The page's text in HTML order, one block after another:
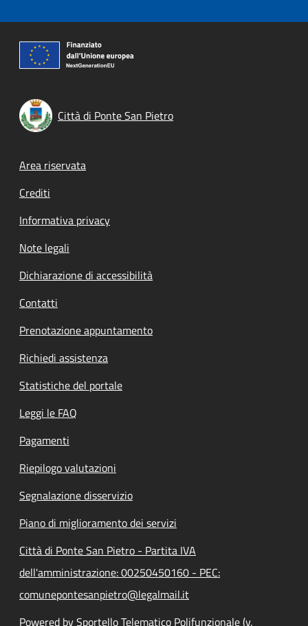
Città di Ponte San Pietro
Footer menu
Area riservata
Crediti
Informativa privacy
Note legali
Dichiarazione di accessibilità
Contatti
Prenotazione appuntamento
Richiedi assistenza
Statistiche del portale
Leggi le FAQ
Pagamenti
Riepilogo valutazioni
Segnalazione disservizio
Piano di miglioramento dei servizi
Città di Ponte San Pietro - Partita IVA
dell'amministrazione: 00250450160 - PEC:
comunepontesanpietro@legalmail.it
Powered by Sportello Telematico Polifunzionale (v.